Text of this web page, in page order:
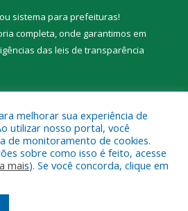
ou sistema para prefeituras!
completa, onde garantimos em
das leis de transparência
a Prefeitura Municipal de Trairão.
Área Administrativa
melhorar sua experiência de
utilizar nosso portal, você
de monitoramento de cookies.
sobre como isso é feito, acesse
mais). Se você concorda, clique em